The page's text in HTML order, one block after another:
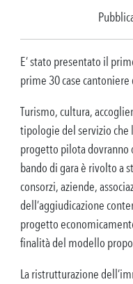
E’ stato presentato il
prime 30 case cantoniere
Turismo, cultura,
tipologie del servizio che
progetto pilota
bando di gara è rivolto a
consorzi, aziende,
dell’aggiudicazione
progetto
finalità del modello
La ristrutturazione